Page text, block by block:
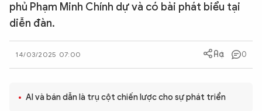
PHÁP LUẬT
CÔNG NGHỆ
phủ Phạm Minh Chính dự và có bài phát biểu tại
diễn đàn.
14/03/2025 07:00 0
AI và bán dẫn là trụ cột chiến lược cho sự phát triển